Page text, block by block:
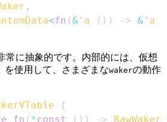
,
<fn (& 'a ( ) ) -> & 'a
常に抽象的です。内部的には、仮想
を使用して、さまざまなwakerの動作
{
fn ( *const ( ) ) -> RawWaker